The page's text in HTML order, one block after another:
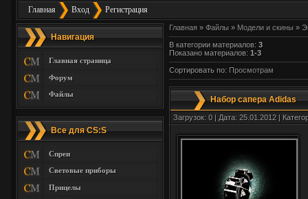
Главная Вход Регистрация
Навигация
Главная страница
Форум
Файлы
Все для CS:S
Спреи
Световые приборы
Прицелы
Главная » Файлы » Модели и скины »
В категории материалов: 3
Показано материалов: 1-3
Сортировать по: Просмотрам
Набор сапера Adidas
Загрузок: 0 | Дата: 25.01.2012 |